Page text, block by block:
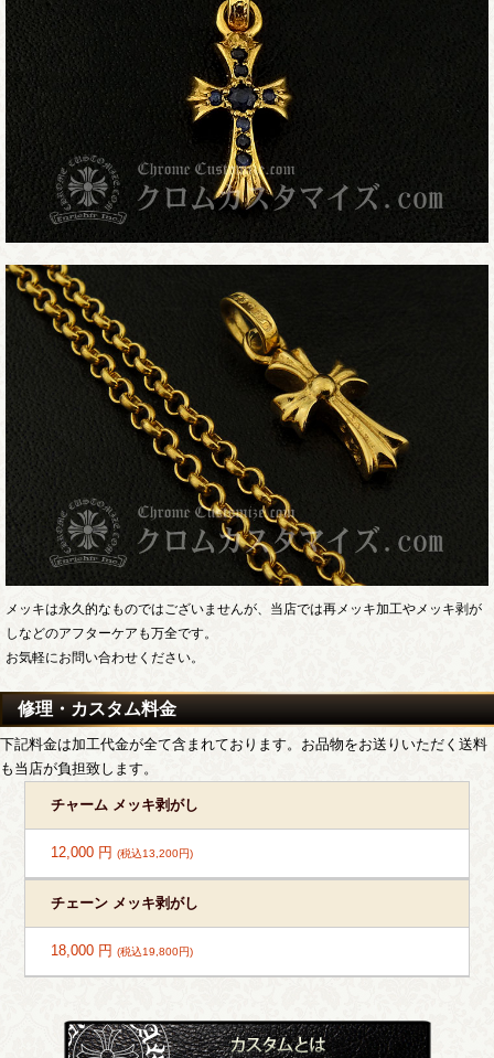
メッキは永久的なものではございませんが、当店では再メッキ加工やメッキ剥が
しなどのアフターケアも万全です。
お気軽にお問い合わせください。
修理・カスタム料金
下記料金は加工代金が全て含まれております。お品物をお送りいただく送料
も当店が負担致します。
チャーム メッキ剥がし
12,000 円(税込13,200円)
チェーン メッキ剥がし
18,000 円(税込19,800円)